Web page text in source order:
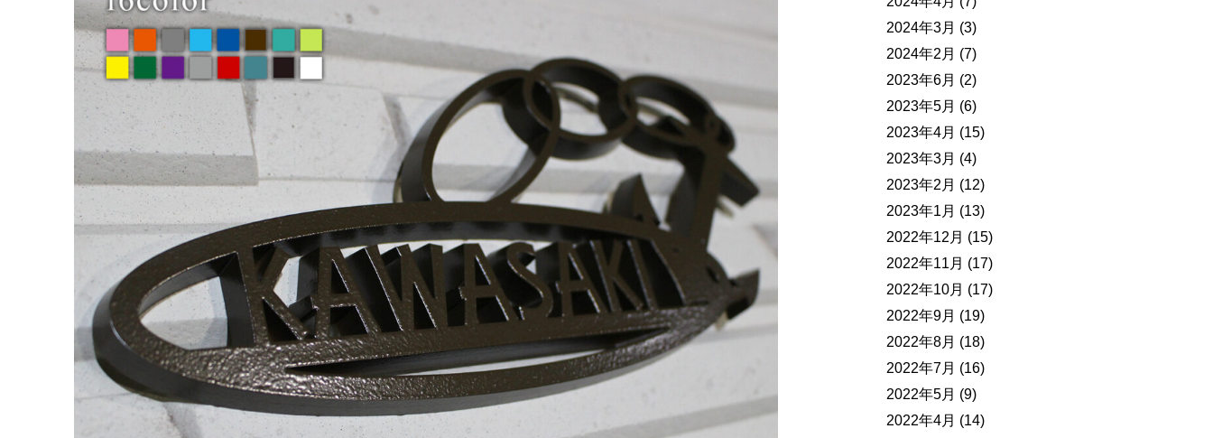
2024年3月 (3)
2024年2月 (7)
2023年6月 (2)
2023年5月 (6)
2023年4月 (15)
2023年3月 (4)
2023年2月 (12)
2023年1月 (13)
2022年12月 (15)
2022年11月 (17)
2022年10月 (17)
2022年9月 (19)
2022年8月 (18)
2022年7月 (16)
2022年5月 (9)
2022年4月 (14)